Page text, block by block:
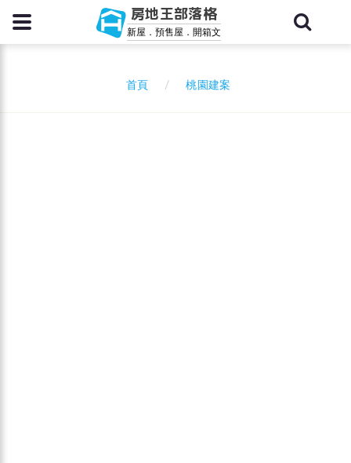
房地王部落格
新屋．預售屋．開箱文
首頁 桃園建案